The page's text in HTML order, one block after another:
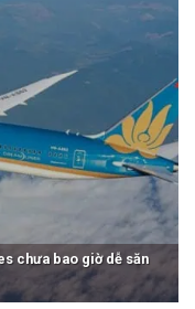
chưa bao giờ dễ săn